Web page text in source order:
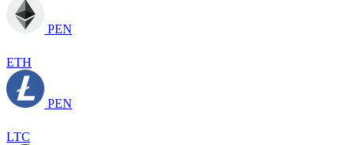
PEN
ETH
PEN
LTC